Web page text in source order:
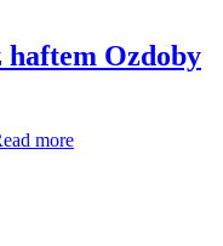
Ozdoby
more